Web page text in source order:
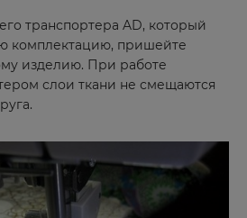
транспортера AD, который
комплектацию, пришейте
изделию. При работе
слои ткани не смещаются